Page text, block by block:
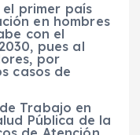
primer país
en hombres
con el
pues al
por
casos de
Trabajo en
Pública de la